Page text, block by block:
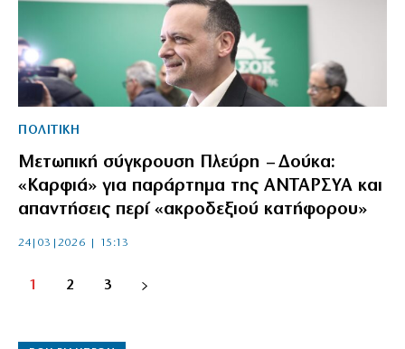
ΠΟΛΙΤΙΚΗ
Μετωπική σύγκρουση Πλεύρη – Δούκα:
«Καρφιά» για παράρτημα της ΑΝΤΑΡΣΥΑ και
απαντήσεις περί «ακροδεξιού κατήφορου»
24|03|2026 | 15:13
1 2 3